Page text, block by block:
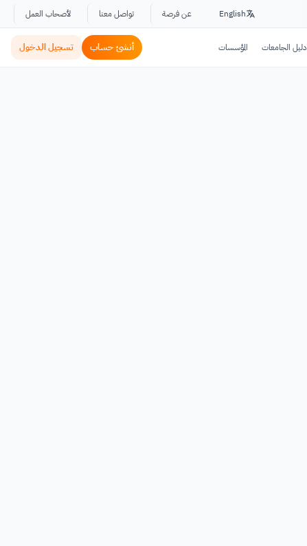
English عن فرصة تواصل معنا لأصحاب العمل
دليل الجامعات المؤسسات أنشئ حساب تسجيل الدخول